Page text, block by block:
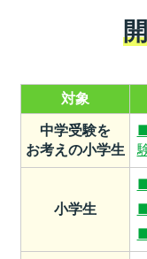
対象
中学受験を
お考えの小学生
小学生